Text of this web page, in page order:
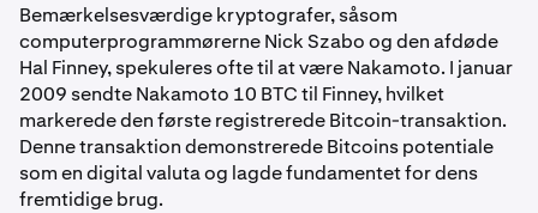
Bemærkelsesværdige kryptografer, såsom
computerprogrammørerne Nick Szabo og den afdøde
Hal Finney, spekuleres ofte til at være Nakamoto. I januar
2009 sendte Nakamoto 10 BTC til Finney, hvilket
markerede den første registrerede Bitcoin-transaktion.
Denne transaktion demonstrerede Bitcoins potentiale
som en digital valuta og lagde fundamentet for dens
fremtidige brug.